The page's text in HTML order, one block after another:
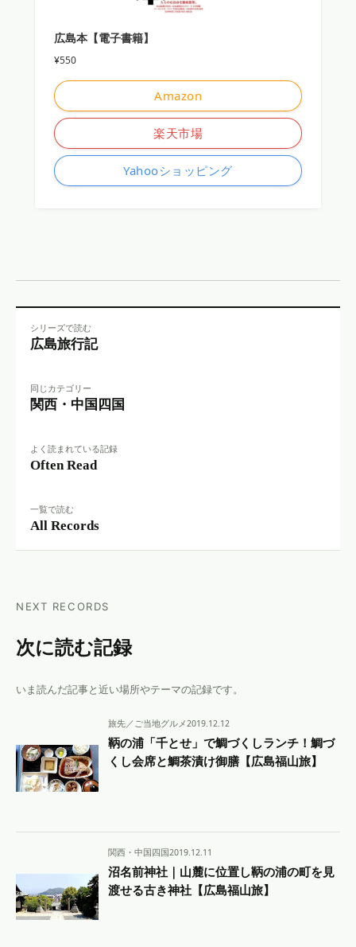
広島本【電子書籍】
¥550
Amazon
楽天市場
Yahooショッピング
シリーズで読む
広島旅行記
同じカテゴリー
関西・中国四国
よく読まれている記録
Often Read
一覧で読む
All Records
NEXT RECORDS
次に読む記録
いま読んだ記事と近い場所やテーマの記録です。
旅先／ご当地グルメ2019.12.12
鞆の浦「千とせ」で鯛づくしランチ！鯛づ
くし会席と鯛茶漬け御膳【広島福山旅】
関西・中国四国2019.12.11
沼名前神社｜山麓に位置し鞆の浦の町を見
渡せる古き神社【広島福山旅】